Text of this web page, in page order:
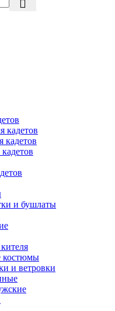
кадетов
кадетов
и бушлаты
костюмы
и ветровки